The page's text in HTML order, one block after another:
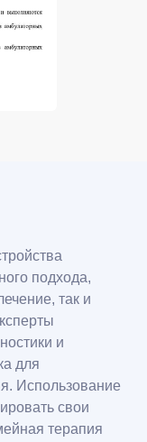
подхода,
так и
и
для
Использование
свои
терапия